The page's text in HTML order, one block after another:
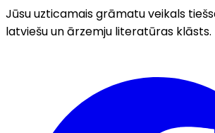
Jūsu uzticamais grāmatu veikals
latviešu un ārzemju literatūras klāsts.